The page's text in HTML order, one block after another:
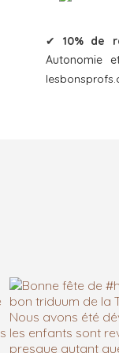
✔ 10% de
Autonomie